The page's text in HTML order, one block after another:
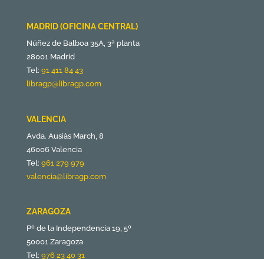
MADRID (OFICINA CENTRAL)
Núñez de Balboa 35A, 3ª planta
28001 Madrid
Tel: 91 411 84 43
libragp@libragp.com
VALENCIA
Avda. Ausiàs March, 8
46006 Valencia
Tel: 961 279 979
valencia@libragp.com
ZARAGOZA
Pº de la Independencia 19, 5º
50001 Zaragoza
Tel: 976 23 40 31